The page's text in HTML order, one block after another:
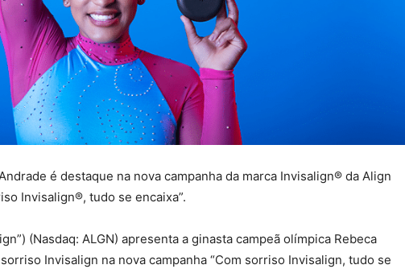
é destaque na nova campanha da marca Invisalign® da Align
Invisalign®, tudo se encaixa”.
(Nasdaq: ALGN) apresenta a ginasta campeã olímpica Rebeca
Invisalign na nova campanha “Com sorriso Invisalign, tudo se